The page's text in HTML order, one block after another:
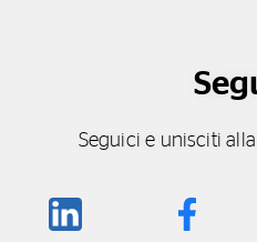
Seguici e unisciti